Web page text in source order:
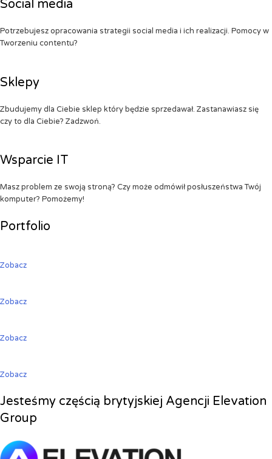
Social media
Potrzebujesz opracowania strategii social media i ich realizacji. Pomocy w
Tworzeniu contentu?
Sklepy
Zbudujemy dla Ciebie sklep który będzie sprzedawał. Zastanawiasz się
czy to dla Ciebie? Zadzwoń.
Wsparcie IT
Masz problem ze swoją stroną? Czy może odmówił posłuszeństwa Twój
komputer? Pomożemy!
Portfolio
Zobacz
Zobacz
Zobacz
Zobacz
Jesteśmy częścią brytyjskiej Agencji Elevation
Group